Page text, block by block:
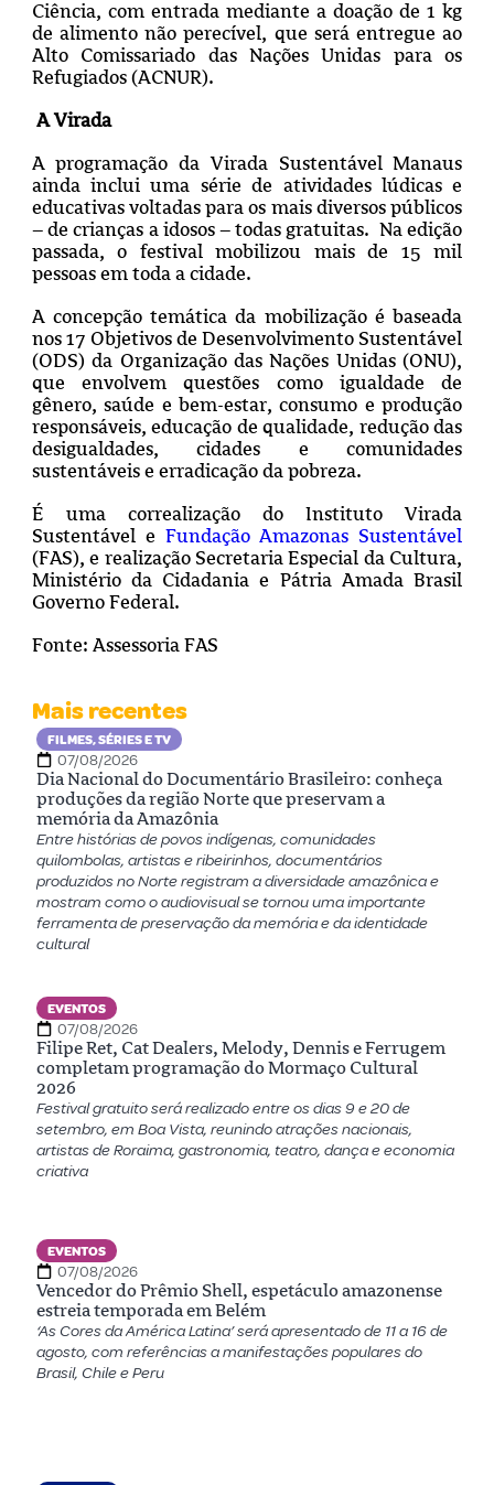
Ciência, com entrada mediante a doação de 1 kg
de alimento não perecível, que será entregue ao
Alto Comissariado das Nações Unidas para os
Refugiados (ACNUR).
A Virada
A programação da Virada Sustentável Manaus
ainda inclui uma série de atividades lúdicas e
educativas voltadas para os mais diversos públicos
– de crianças a idosos – todas gratuitas. Na edição
passada, o festival mobilizou mais de 15 mil
pessoas em toda a cidade.
A concepção temática da mobilização é baseada
nos 17 Objetivos de Desenvolvimento Sustentável
(ODS) da Organização das Nações Unidas (ONU),
que envolvem questões como igualdade de
gênero, saúde e bem-estar, consumo e produção
responsáveis, educação de qualidade, redução das
desigualdades, cidades e comunidades
sustentáveis e erradicação da pobreza.
É uma correalização do Instituto Virada
Sustentável e Fundação Amazonas Sustentável
(FAS), e realização Secretaria Especial da Cultura,
Ministério da Cidadania e Pátria Amada Brasil
Governo Federal.
Fonte: Assessoria FAS
Mais recentes
FILMES, SÉRIES E TV
07/08/2026
Dia Nacional do Documentário Brasileiro: conheça
produções da região Norte que preservam a
memória da Amazônia
Entre histórias de povos indígenas, comunidades
quilombolas, artistas e ribeirinhos, documentários
produzidos no Norte registram a diversidade amazônica e
mostram como o audiovisual se tornou uma importante
ferramenta de preservação da memória e da identidade
cultural
EVENTOS
07/08/2026
Filipe Ret, Cat Dealers, Melody, Dennis e Ferrugem
completam programação do Mormaço Cultural
2026
Festival gratuito será realizado entre os dias 9 e 20 de
setembro, em Boa Vista, reunindo atrações nacionais,
artistas de Roraima, gastronomia, teatro, dança e economia
criativa
EVENTOS
07/08/2026
Vencedor do Prêmio Shell, espetáculo amazonense
estreia temporada em Belém
‘As Cores da América Latina’ será apresentado de 11 a 16 de
agosto, com referências a manifestações populares do
Brasil, Chile e Peru